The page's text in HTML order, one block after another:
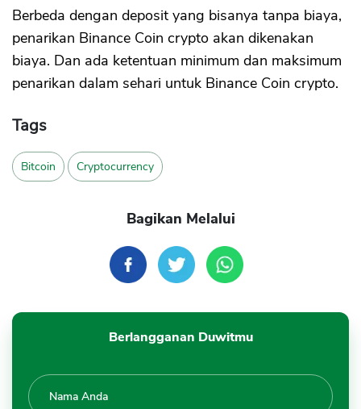
Berbeda dengan deposit yang bisanya tanpa biaya,
penarikan Binance Coin crypto akan dikenakan
biaya. Dan ada ketentuan minimum dan maksimum
penarikan dalam sehari untuk Binance Coin crypto.
Tags
Bitcoin Cryptocurrency
Bagikan Melalui
Berlangganan Duwitmu